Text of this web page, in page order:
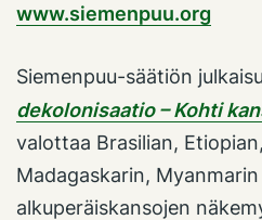
www.siemenpuu.org
Siemenpuu-säätiön julkaisu
dekolonisaatio – Kohti
valottaa Brasilian,
Madagaskarin,
alkuperäiskansojen